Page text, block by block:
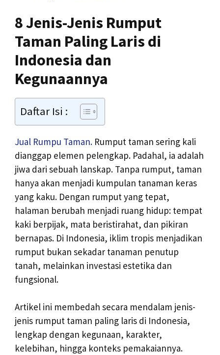
8 Jenis-Jenis Rumput
Taman Paling Laris di
Indonesia dan
Kegunaannya
Daftar Isi :
Jual Rumpu Taman. Rumput taman sering kali
dianggap elemen pelengkap. Padahal, ia adalah
jiwa dari sebuah lanskap. Tanpa rumput, taman
hanya akan menjadi kumpulan tanaman keras
yang kaku. Dengan rumput yang tepat,
halaman berubah menjadi ruang hidup: tempat
kaki berpijak, mata beristirahat, dan pikiran
bernapas. Di Indonesia, iklim tropis menjadikan
rumput bukan sekadar tanaman penutup
tanah, melainkan investasi estetika dan
fungsional.
Artikel ini membedah secara mendalam jenis-
jenis rumput taman paling laris di Indonesia,
lengkap dengan kegunaan, karakter,
kelebihan, hingga konteks pemakaiannya.